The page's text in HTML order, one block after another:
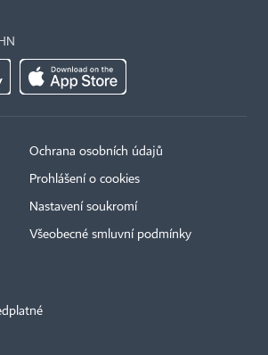
Ochrana osobních údajů
Prohlášení o cookies
Nastavení soukromí
Všeobecné smluvní podmínky